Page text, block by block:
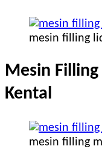
mesin filling
Mesin
Kental
mesin filling